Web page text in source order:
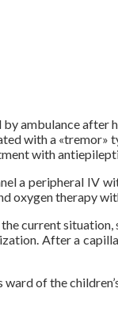
ambulance
with a
with
a peripheral IV
oxygen therapy
current
After a
of the